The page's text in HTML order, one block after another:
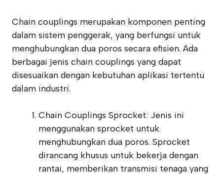
Chain couplings merupakan komponen penting
dalam sistem penggerak, yang berfungsi untuk
menghubungkan dua poros secara efisien. Ada
berbagai jenis chain couplings yang dapat
disesuaikan dengan kebutuhan aplikasi tertentu
dalam industri.
Chain Couplings Sprocket: Jenis ini
menggunakan sprocket untuk
menghubungkan dua poros. Sprocket
dirancang khusus untuk bekerja dengan
rantai, memberikan transmisi tenaga yang